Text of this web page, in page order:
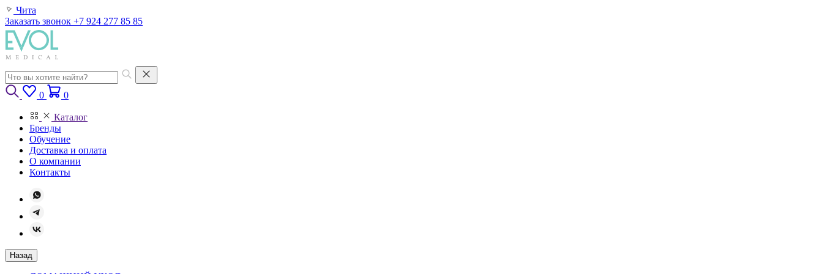
Чита
Заказать звонок +7 924 277 85 85
0 0
Каталог
Бренды
Обучение
Доставка и оплата
О компании
Контакты
Назад